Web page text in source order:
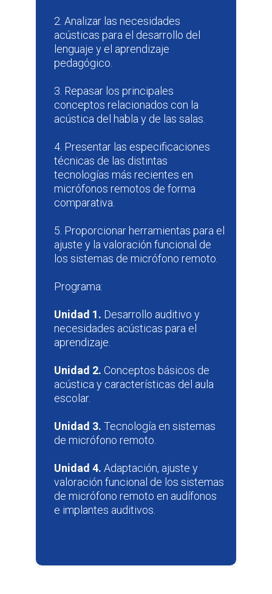
2. Analizar las necesidades
acústicas para el desarrollo del
lenguaje y el aprendizaje
pedagógico.
3. Repasar los principales
conceptos relacionados con la
acústica del habla y de las salas.
4. Presentar las especificaciones
técnicas de las distintas
tecnologías más recientes en
micrófonos remotos de forma
comparativa.
5. Proporcionar herramientas para el
ajuste y la valoración funcional de
los sistemas de micrófono remoto.
Programa:
Unidad 1. Desarrollo auditivo y
necesidades acústicas para el
aprendizaje.
Unidad 2. Conceptos básicos de
acústica y características del aula
escolar.
Unidad 3. Tecnología en sistemas
de micrófono remoto.
Unidad 4. Adaptación, ajuste y
valoración funcional de los sistemas
de micrófono remoto en audífonos
e implantes auditivos.